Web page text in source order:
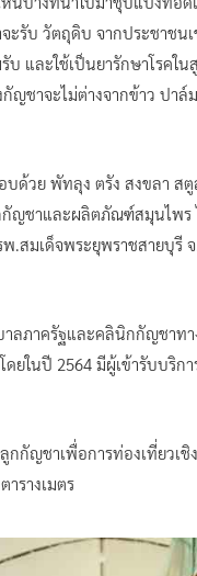
จะรับ วัตถุดิบ จากประชาช
และใช้เป็นยารักษาโรคใ
ญชาจะไม่ต่างจากข้าว ปา
ด้วย พัทลุง ตรัง สงขลา ส
กัญชาและผลิตภัณฑ์สมุนไพ
สมเด็จพระยุพราชสายบุรี
ลภาครัฐและคลินิกกัญชาท
ยในปี 2564 มีผู้เข้ารับบริก
กกัญชาเพื่อการท่องเที่ยว
รางเมตร